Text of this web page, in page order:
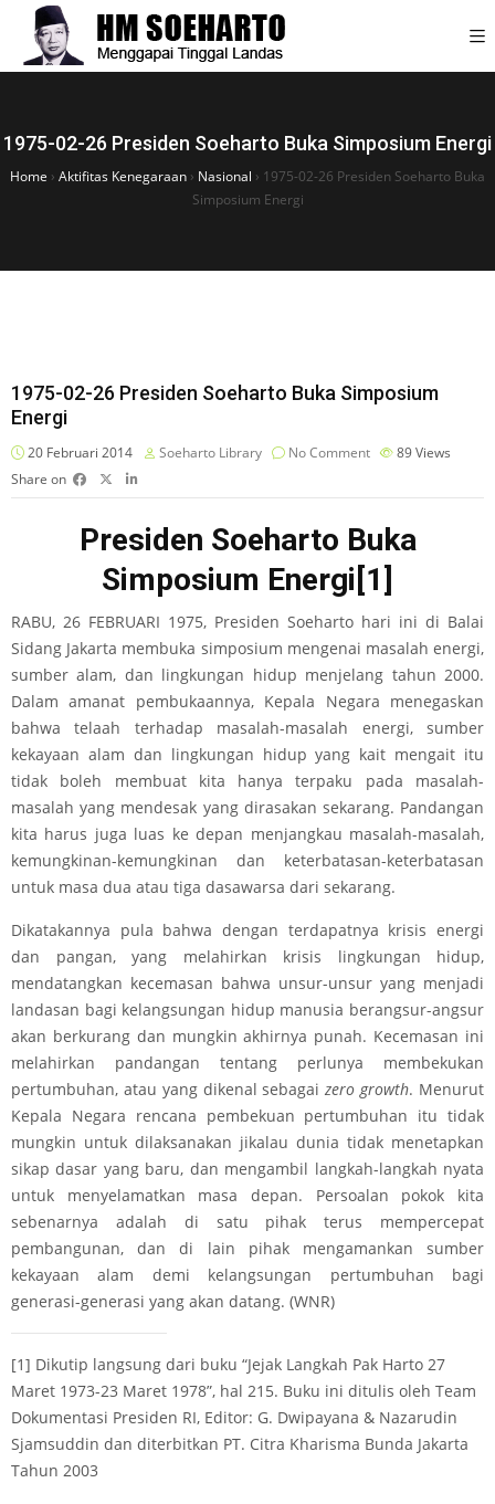
1975-02-26 Presiden Soeharto Buka Simposium Energi
Home › Aktifitas Kenegaraan › Nasional › 1975-02-26 Presiden Soeharto Buka
Simposium Energi
1975-02-26 Presiden Soeharto Buka Simposium
Energi
20 Februari 2014 Soeharto Library No Comment 89Views
Share on
Presiden Soeharto Buka
Simposium Energi [1]
RABU, 26 FEBRUARI 1975, Presiden Soeharto hari ini di Balai
Sidang Jakarta membuka simposium mengenai masalah energi,
sumber alam, dan lingkungan hidup menjelang tahun 2000.
Dalam amanat pembukaannya, Kepala Negara menegaskan
bahwa telaah terhadap masalah-masalah energi, sumber
kekayaan alam dan lingkungan hidup yang kait mengait itu
tidak boleh membuat kita hanya terpaku pada masalah-
masalah yang mendesak yang dirasakan sekarang. Pandangan
kita harus juga luas ke depan menjangkau masalah-masalah,
kemungkinan-kemungkinan dan keterbatasan-keterbatasan
untuk masa dua atau tiga dasawarsa dari sekarang.
Dikatakannya pula bahwa dengan terdapatnya krisis energi
dan pangan, yang melahirkan krisis lingkungan hidup,
mendatangkan kecemasan bahwa unsur-unsur yang menjadi
landasan bagi kelangsungan hidup manusia berangsur-angsur
akan berkurang dan mungkin akhirnya punah. Kecemasan ini
melahirkan pandangan tentang perlunya membekukan
pertumbuhan, atau yang dikenal sebagaizero growth. Menurut
Kepala Negara rencana pembekuan pertumbuhan itu tidak
mungkin untuk dilaksanakan jikalau dunia tidak menetapkan
sikap dasar yang baru, dan mengambil langkah-langkah nyata
untuk menyelamatkan masa depan. Persoalan pokok kita
sebenarnya adalah di satu pihak terus mempercepat
pembangunan, dan di lain pihak mengamankan sumber
kekayaan alam demi kelangsungan pertumbuhan bagi
generasi-generasi yang akan datang. (WNR)
[1] Dikutip langsung dari buku “Jejak Langkah Pak Harto 27
Maret 1973-23 Maret 1978”, hal 215. Buku ini ditulis oleh Team
Dokumentasi Presiden RI, Editor: G. Dwipayana & Nazarudin
Sjamsuddin dan diterbitkan PT. Citra Kharisma Bunda Jakarta
Tahun 2003